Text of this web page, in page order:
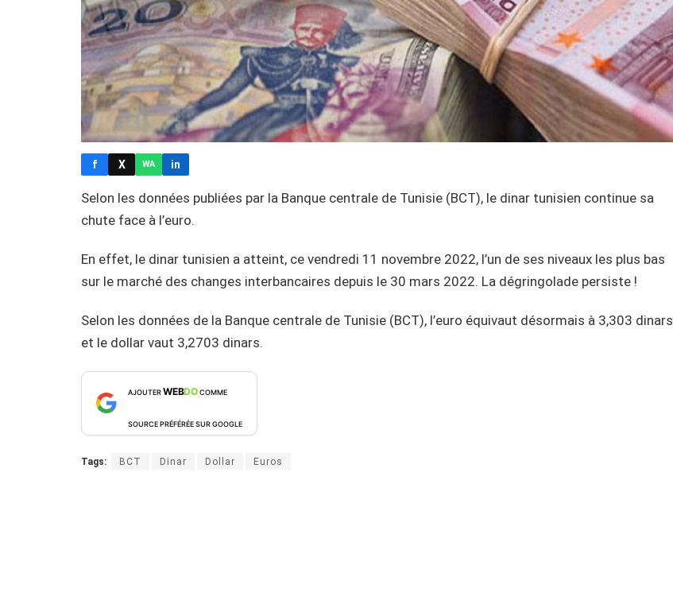
f X WA in
Selon les données publiées par la Banque centrale de Tunisie (BCT), le dinar tunisien continue sa
chute face à l’euro.
En effet, le dinar tunisien a atteint, ce vendredi 11 novembre 2022, l’un de ses niveaux les plus bas
sur le marché des changes interbancaires depuis le 30 mars 2022. La dégringolade persiste !
Selon les données de la Banque centrale de Tunisie (BCT), l’euro équivaut désormais à 3,303 dinars
et le dollar vaut 3,2703 dinars.
AJOUTERWEBDOCOMME
SOURCE PRÉFÉRÉE SUR GOOGLE
Tags: BCT Dinar Dollar Euros